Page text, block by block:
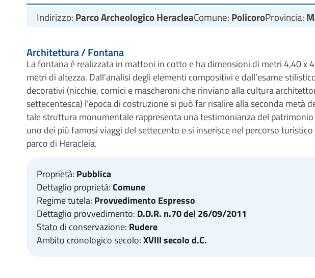
Indirizzo: Parco Archeologico HeracleaComune: PolicoroProvincia:
Architettura / Fontana
La fontana è realizzata in mattoni in cotto e ha dimensioni di metri 4,40 x
metri di altezza. Dall’analisi degli elementi compositivi e dall’esame
decorativi (nicchie, cornici e mascheroni che rinviano alla cultura
settecentesca) l’epoca di costruzione si può far risalire alla seconda metà
tale struttura monumentale rappresenta una testimonianza del
uno dei più famosi viaggi del settecento e si inserisce nel percorso turistico
parco di Heracleia.
Proprietà: Pubblica
Dettaglio proprietà:Comune
Regime tutela: Provvedimento Espresso
Dettaglio provvedimento: D.D.R. n.70 del 26/09/2011
Stato di conservazione: Rudere
Ambito cronologico secolo:XVIII secolo d.C.